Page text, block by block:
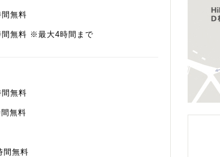
無料
無料 ※最大4時間まで
無料
無料
無料